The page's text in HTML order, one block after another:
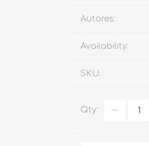
Autores:
Availability:
SKU:
Qty: